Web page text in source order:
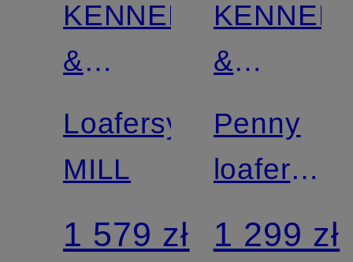
KENNEL
&
SCHMENGER
Loafersy
MILL
1 579 zł
KENNEL
&
Penny
loafers
NIKA
1 299 zł